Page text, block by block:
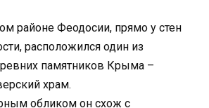
районе Феодосии, прямо у стен
расположился один из
памятников Крыма –
храм.
обликом он схож с